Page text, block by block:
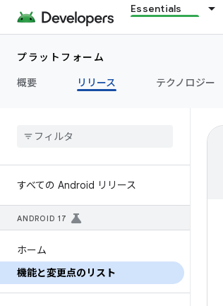
Essentials
プラットフォーム
概要
リリース テクノロジー
すべての Android リリース
ANDROID 17
ホーム
機能と変更点のリスト